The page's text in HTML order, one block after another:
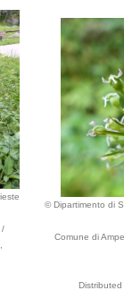
/
© Dipartimento di
Comune di